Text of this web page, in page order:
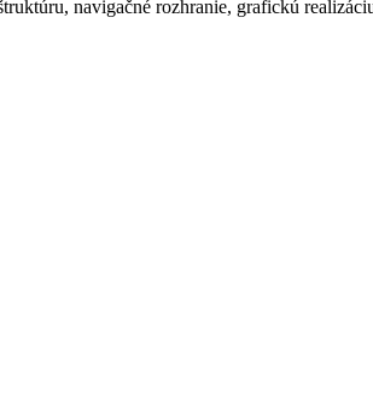
navigačné rozhranie, grafickú